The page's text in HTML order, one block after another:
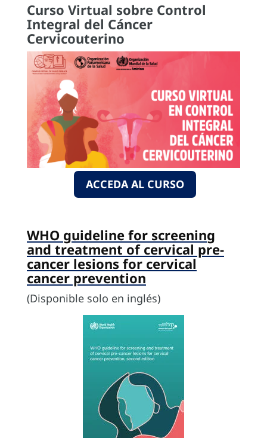
Curso Virtual sobre Control
Integral del Cáncer
Cervicouterino
ACCEDA AL CURSO
WHO guideline for screening
and treatment of cervical pre-
cancer lesions for cervical
cancer prevention
(Disponible solo en inglés)